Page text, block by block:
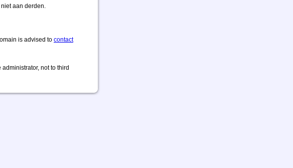
aan derden.
is advised to contact
not to third